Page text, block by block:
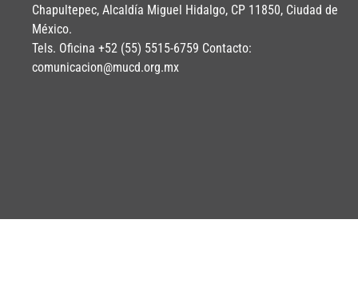
Chapultepec, Alcaldía Miguel Hidalgo, CP 11850, Ciudad de
México.
Tels. Oficina +52 (55) 5515-6759 Contacto:
comunicacion@mucd.org.mx